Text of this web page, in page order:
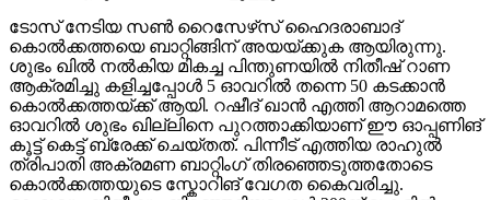
ടോസ് നേടിയ സൺ റൈസേഴ്‌സ് ഹൈദരാബാദ്
കൊൽക്കത്തയെ ബാറ്റിങ്ങിന് അയയ്ക്കുക ആയിരുന്നു.
ശുഭം ഖിൽ നൽകിയ മികച്ച പിന്തുണയിൽ നിതീഷ് റാണ
ആക്രമിച്ചു കളിച്ചപ്പോൾ 5 ഓവറിൽ തന്നെ 50 കടക്കാൻ
കൊൽക്കത്തയ്ക്ക് ആയി. റഷീദ് ഖാൻ എത്തി ആറാമത്തെ
ഓവറിൽ ശുഭം ഖില്ലിനെ പുറത്താക്കിയാണ് ഈ ഓപ്പണിങ്
കൂട്ട് കെട്ട് ബ്രേക്ക് ചെയ്തത്. പിന്നീട് എത്തിയ രാഹുൽ
ത്രിപാതി അക്രമണ ബാറ്റിംഗ് തിരഞ്ഞെടുത്തതോടെ
കൊൽക്കത്തയുടെ സ്കോറിങ് വേഗത കൈവരിച്ചു.